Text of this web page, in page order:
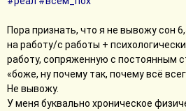
Пора признать, что я не вывожу сон
на работу/с работы +
работу, сопряженную с постоянным
«боже, ну почему так, почему всё
Не вывожу.
У меня буквально хроническое